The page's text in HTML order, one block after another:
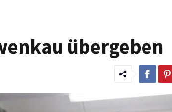
übergeben